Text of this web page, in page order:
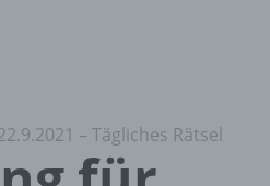
– Tägliches Rätsel